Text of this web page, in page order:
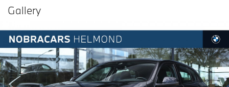
Gallery